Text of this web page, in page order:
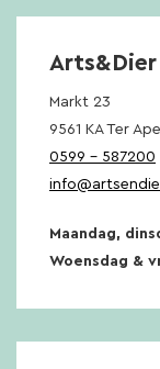
Arts&Dier
Markt 23
9561 KA Ter Apel
0599 – 587200
Maandag,
Woensdag &